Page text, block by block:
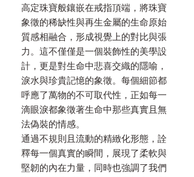
高定珠寶般鑲嵌在戒指頂端，將珠寶
象徵的稀缺性與再生金屬的生命原始
質感相融合，形成視覺上的對比與張
力。這不僅僅是一個裝飾性的美學設
計，更是對生命中悲喜交織的隱喻，
淚水與珍貴記憶的象徵。每個細節都
呼應了萬物的不可取代性，正如每一
滴眼淚都象徵著生命中那些真實且無
法偽裝的情感。
通過不規則且流動的精緻化形態，詮
釋每一個真實的瞬間，展現了柔軟與
堅韌的內在力量，同時也強調了我們